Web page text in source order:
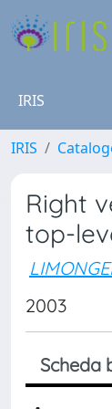
IRIS
IRIS
Right
top-
2003
Scheda